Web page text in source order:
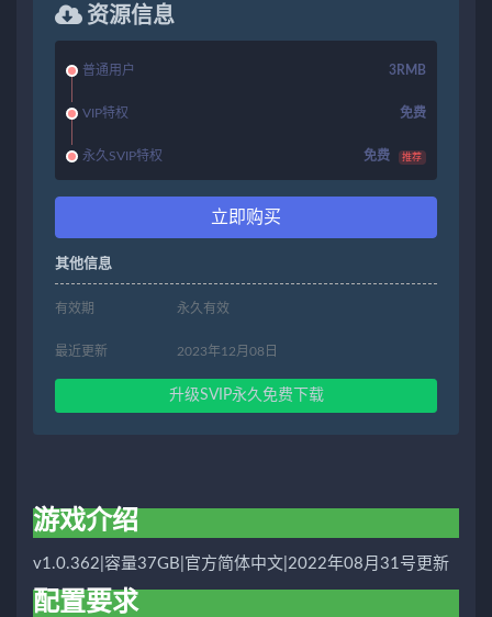
资源信息
普通用户 3RMB
VIP特权 免费
永久SVIP特权 免费 推荐
立即购买
其他信息
有效期 永久有效
最近更新 2023年12月08日
升级SVIP永久免费下载
游戏介绍
v1.0.362|容量37GB|官方简体中文|2022年08月31号更新
配置要求